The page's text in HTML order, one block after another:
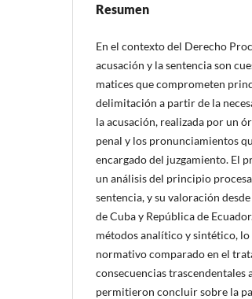
Resumen
En el contexto del Derecho
acusación y la sentencia son
matices que comprometen
delimitación a partir de la
la acusación, realizada por un
penal y los pronunciamientos
encargado del juzgamiento. El
un análisis del principio
sentencia, y su valoración
de Cuba y República de
métodos analítico y sintético,
normativo comparado en el
consecuencias trascendentales
permitieron concluir sobre la